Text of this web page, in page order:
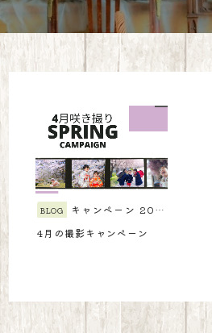
designer's studio SumiCa フォトス
2024年
> 4月
BLOG キャンペーン 2024/04/03
4月の撮影キャンペーン